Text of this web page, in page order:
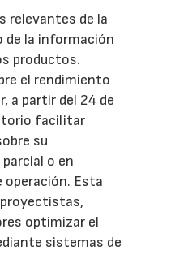
relevantes de la
de la información
productos.
el rendimiento
a partir del 24 de
facilitar
su
o en
Esta
optimizar el
sistemas de